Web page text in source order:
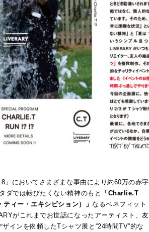
」においてさまざまな事由により約60万の赤字
ダでは転びたくない精神のもと
「Charlie.T
ィー・エキシビション）」なるベネフィット
がこれまでお世話になったアーティスト、友
インを依頼したTシャツ展と“24時間TV”的な